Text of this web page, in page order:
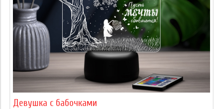
Девушка с бабочками